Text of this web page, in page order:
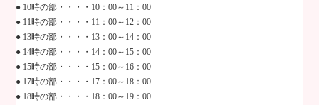
● 10時の部・・・・ 10 ：00～ 11 ：00
● 11時の部・・・・ 11 ：00～ 12 ：00
● 13時の部・・・・ 13 ：00～ 14 ：00
● 14時の部・・・・ 14 ：00～ 15 ：00
● 15時の部・・・・ 15 ：00～ 16 ：00
● 17時の部・・・・ 17 ：00～ 18 ：00
● 18時の部・・・・ 18 ：00～ 19 ：00